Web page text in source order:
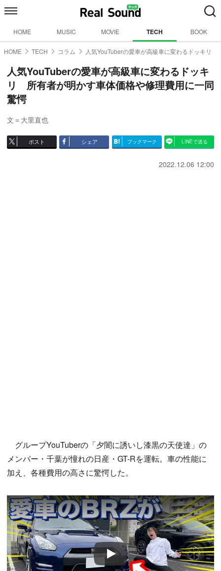
HOME MUSIC MOVIE TECH BOOK
HOME TECH コラム 人気YouTuberの愛車が高級車に変わるドッキリ
人気YouTuberの愛車が高級車に変わるドッキ
リ 所有者が明かす車体価格や修理費用に一同
驚愕
文＝大里直也
ポスト シェア ブックマーク LINEで送る
2022.12.06 12:00
グループYouTuberの「夕闇に誘いし漆黒の天使達」の
メンバー・千葉が憧れの日産・GT-Rを運転。車の性能に
加え、各種費用の高さに驚愕した。
Play